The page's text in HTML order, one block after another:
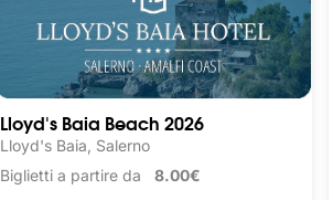
Lloyd's Baia Beach 2026
Lloyd's Baia, Salerno
Biglietti a partire da 8.00€